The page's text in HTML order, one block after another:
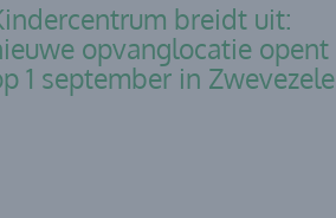
breidt uit:
opvanglocatie opent
1 september in Zwevezele